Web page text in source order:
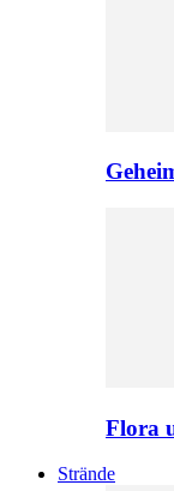
Flora
Strände